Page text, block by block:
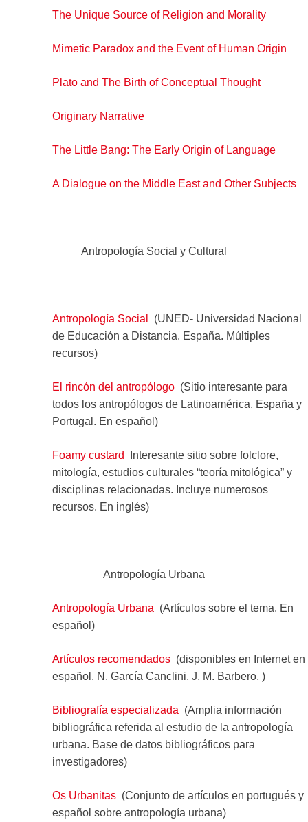
The Unique Source of Religion and Morality
Mimetic Paradox and the Event of Human Origin
Plato and The Birth of Conceptual Thought
Originary Narrative
The Little Bang: The Early Origin of Language
A Dialogue on the Middle East and Other Subjects
Antropología Social y Cultural
Antropología Social
(UNED- Universidad Nacional
de Educación a Distancia. España. Múltiples
recursos)
El rincón del antropólogo(Sitio interesante para
todos los antropólogos de Latinoamérica, España y
Portugal. En español)
Foamy custard
Interesante sitio sobre folclore,
mitología, estudios culturales “teoría mitológica” y
disciplinas relacionadas. Incluye numerosos
recursos. En inglés)
Antropología Urbana
Antropología Urbana (Artículos sobre el tema. En
español)
Artículos recomendados(disponibles en Internet en
español. N. García Canclini, J. M. Barbero, )
Bibliografía especializada (Amplia información
bibliográfica referida al estudio de la antropología
urbana. Base de datos bibliográficos para
investigadores)
Os Urbanitas(Conjunto de artículos en portugués y
español sobre antropología urbana)